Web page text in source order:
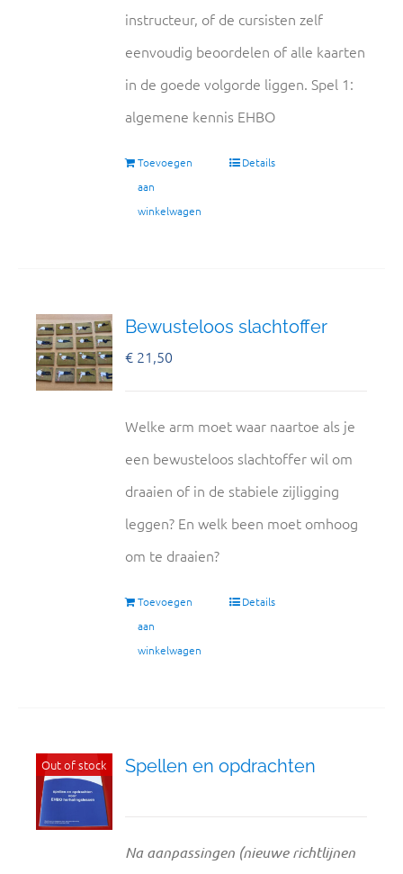
instructeur, of de cursisten zelf
eenvoudig beoordelen of alle kaarten
in de goede volgorde liggen. Spel 1:
algemene kennis EHBO
Toevoegen
aan
winkelwagen
Details
Bewusteloos slachtoffer
€ 21,50
Welke arm moet waar naartoe als je
een bewusteloos slachtoffer wil om
draaien of in de stabiele zijligging
leggen? En welk been moet omhoog
om te draaien?
Toevoegen
aan
winkelwagen
Details
Out of stock Spellen en opdrachten
Na aanpassingen (nieuwe richtlijnen